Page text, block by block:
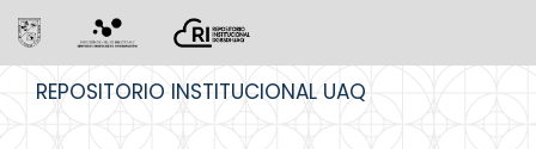
REPOSITORIO INSTITUCIONAL UAQ